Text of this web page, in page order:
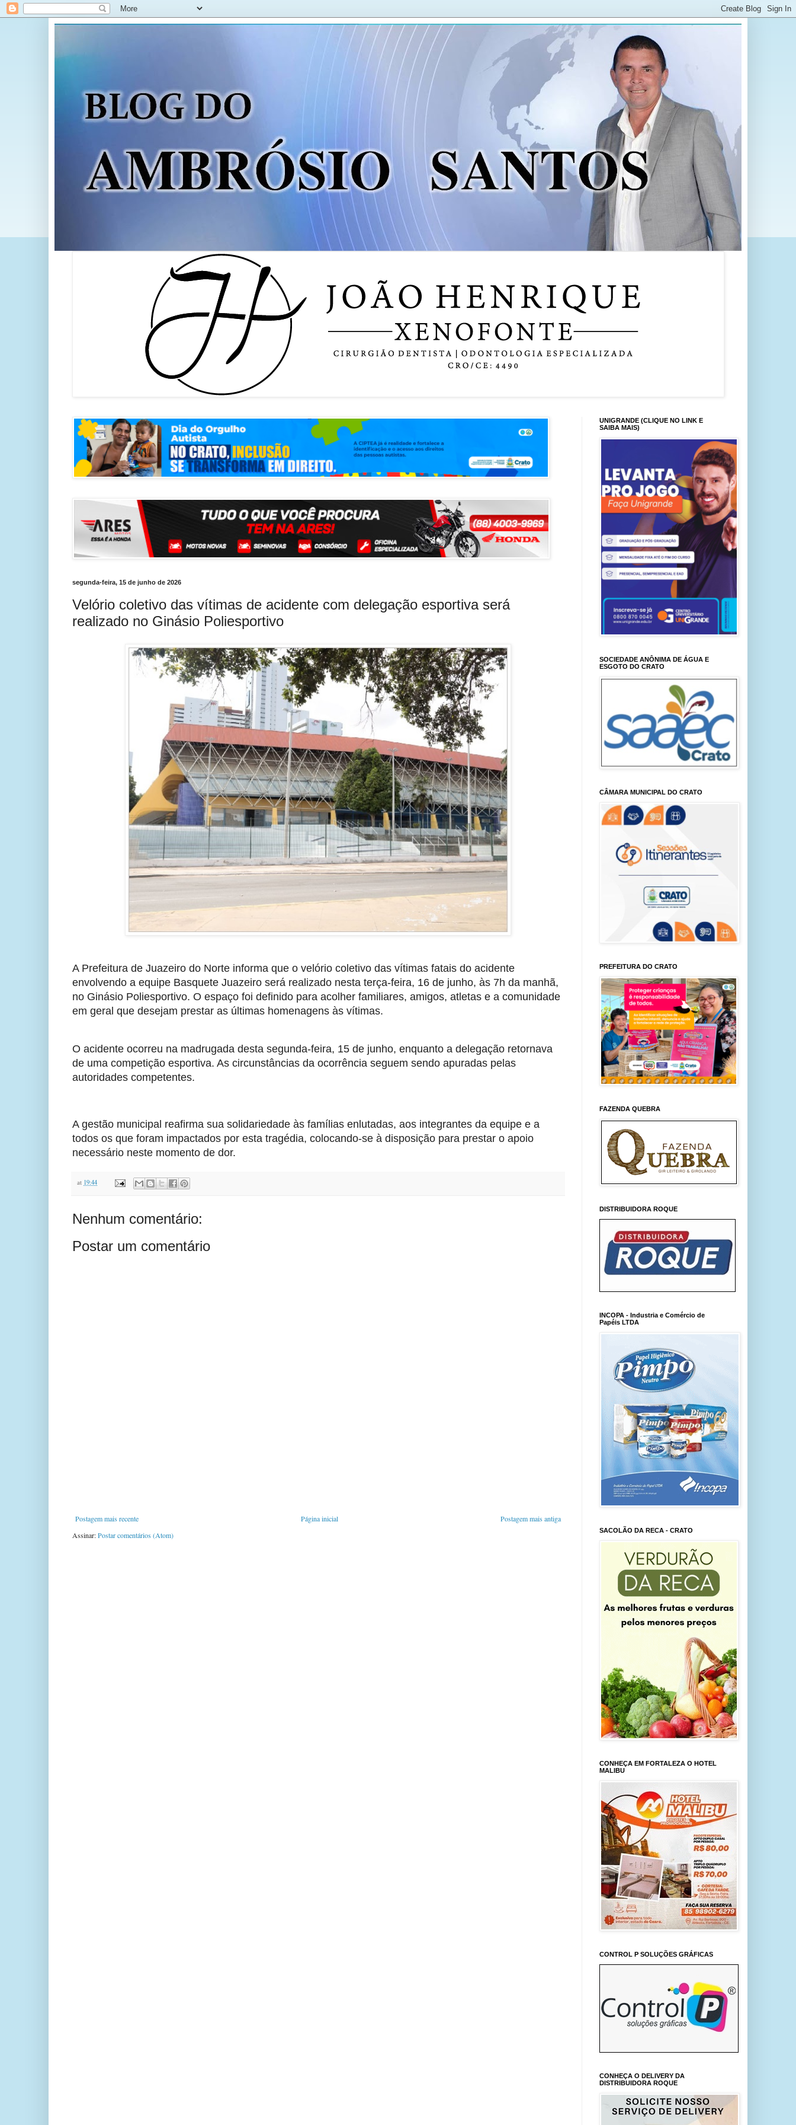
segunda-feira, 15 de junho de 2026
Velório coletivo das vítimas de acidente com delegação esportiva será
realizado no Ginásio Poliesportivo
A Prefeitura de Juazeiro do Norte informa que o velório coletivo das vítimas fatais do acidente
envolvendo a equipe Basquete Juazeiro será realizado nesta terça-feira, 16 de junho, às 7h da manhã,
no Ginásio Poliesportivo. O espaço foi definido para acolher familiares, amigos, atletas e a comunidade
em geral que desejam prestar as últimas homenagens às vítimas.
O acidente ocorreu na madrugada desta segunda-feira, 15 de junho, enquanto a delegação retornava
de uma competição esportiva. As circunstâncias da ocorrência seguem sendo apuradas pelas
autoridades competentes.
A gestão municipal reafirma sua solidariedade às famílias enlutadas, aos integrantes da equipe e a
todos os que foram impactados por esta tragédia, colocando-se à disposição para prestar o apoio
necessário neste momento de dor.
at 19:44
Nenhum comentário:
Postar um comentário
Postagem mais recente Postagem mais antiga
Página inicial
Assinar:Postar comentários (Atom)
UNIGRANDE (CLIQUE NO LINK E
SAIBA MAIS)
SOCIEDADE ANÔNIMA DE ÁGUA E
ESGOTO DO CRATO
CÂMARA MUNICIPAL DO CRATO
PREFEITURA DO CRATO
FAZENDA QUEBRA
DISTRIBUIDORA ROQUE
INCOPA - Industria e Comércio de
Papéis LTDA
SACOLÃO DA RECA - CRATO
CONHEÇA EM FORTALEZA O HOTEL
MALIBU
CONTROL P SOLUÇÕES GRÁFICAS
CONHEÇA O DELIVERY DA
DISTRIBUIDORA ROQUE